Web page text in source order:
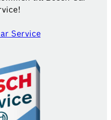
Service